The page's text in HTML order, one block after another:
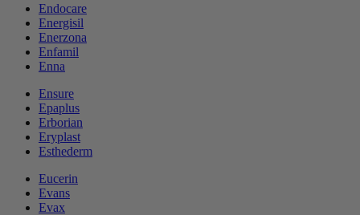
Endocare
Energisil
Enerzona
Enfamil
Enna
Ensure
Epaplus
Erborian
Eryplast
Esthederm
Eucerin
Evans
Evax